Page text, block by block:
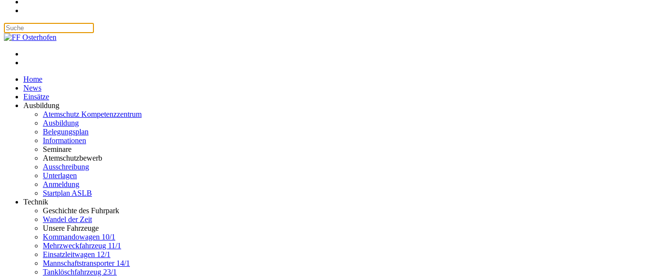
Home
News
Einsätze
Ausbildung
Atemschutz Kompetenzzentrum
Ausbildung
Belegungsplan
Informationen
Seminare
Atemschutzbewerb
Ausschreibung
Unterlagen
Anmeldung
Startplan ASLB
Technik
Geschichte des Fuhrpark
Wandel der Zeit
Unsere Fahrzeuge
Kommandowagen 10/1
Mehrzweckfahrzeug 11/1
Einsatzleitwagen 12/1
Mannschaftstransporter 14/1
Tanklöschfahrzeug 23/1